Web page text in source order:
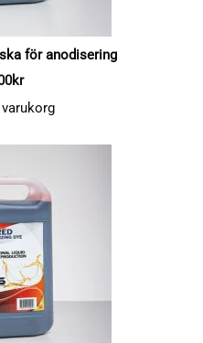
för anodisering
kr